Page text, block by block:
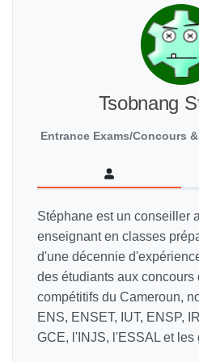
Tsobnang
Entrance Exams/Concours
Stéphane est un conseiller
enseignant en classes
d'une décennie
des étudiants aux concours
compétitifs du Cameroun,
ENS, ENSET, IUT, ENSP,
GCE, l'INJS, l'ESSAL et les